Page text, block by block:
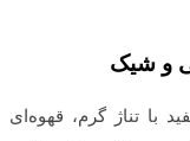
و شیک
با تناژ گرم، قهوه‌ای